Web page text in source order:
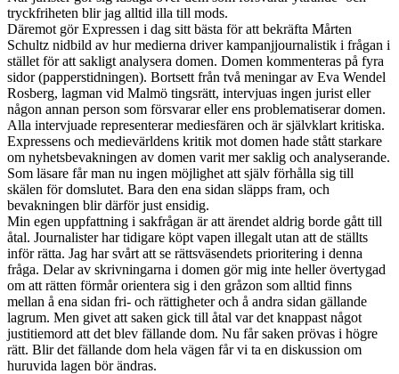
tryckfriheten blir jag alltid illa till mods.
Däremot gör Expressen i dag sitt bästa för att bekräfta Mårten
Schultz nidbild av hur medierna driver kampanjjournalistik i frågan i
stället för att sakligt analysera domen. Domen kommenteras på fyra
sidor (papperstidningen). Bortsett från två meningar av Eva Wendel
Rosberg, lagman vid Malmö tingsrätt, intervjuas ingen jurist eller
någon annan person som försvarar eller ens problematiserar domen.
Alla intervjuade representerar mediesfären och är självklart kritiska.
Expressens och medievärldens kritik mot domen hade stått starkare
om nyhetsbevakningen av domen varit mer saklig och analyserande.
Som läsare får man nu ingen möjlighet att själv förhålla sig till
skälen för domslutet. Bara den ena sidan släpps fram, och
bevakningen blir därför just ensidig.
Min egen uppfattning i sakfrågan är att ärendet aldrig borde gått till
åtal. Journalister har tidigare köpt vapen illegalt utan att de ställts
inför rätta. Jag har svårt att se rättsväsendets prioritering i denna
fråga. Delar av skrivningarna i domen gör mig inte heller övertygad
om att rätten förmår orientera sig i den gråzon som alltid finns
mellan å ena sidan fri- och rättigheter och å andra sidan gällande
lagrum. Men givet att saken gick till åtal var det knappast något
justitiemord att det blev fällande dom. Nu får saken prövas i högre
rätt. Blir det fällande dom hela vägen får vi ta en diskussion om
huruvida lagen bör ändras.